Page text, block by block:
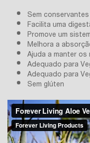
Sem
Facilita uma
Promove um
Melhora a
Ajuda a manter
Adequado para
Adequado para
Sem glúten